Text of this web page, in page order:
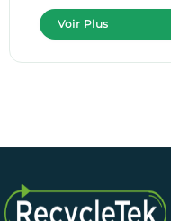
Voir Plus